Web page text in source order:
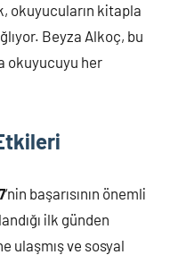
okuyucuların kitapla
Beyza Alkoç, bu
okuyucuyu her
‘nin başarısının önemli
ilk günden
ulaşmış ve sosyal